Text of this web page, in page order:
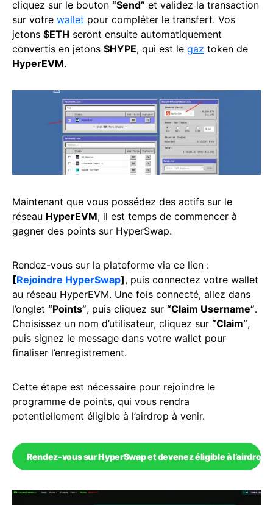
cliquez sur le bouton “Send” et validez la transaction
sur votre wallet pour compléter le transfert. Vos
jetons $ETH seront ensuite automatiquement
convertis en jetons $HYPE, qui est le gaz token de
HyperEVM.
Maintenant que vous possédez des actifs sur le
réseau HyperEVM, il est temps de commencer à
gagner des points sur HyperSwap.
Rendez-vous sur la plateforme via ce lien :
[Rejoindre HyperSwap], puis connectez votre wallet
au réseau HyperEVM. Une fois connecté, allez dans
l’onglet “Points”, puis cliquez sur “Claim Username”.
Choisissez un nom d’utilisateur, cliquez sur “Claim”,
puis signez le message dans votre wallet pour
finaliser l’enregistrement.
Cette étape est nécessaire pour rejoindre le
programme de points, qui vous rendra
potentiellement éligible à l’airdrop à venir.
Rendez-vous sur HyperSwap et devenez éligible à l’airdrop